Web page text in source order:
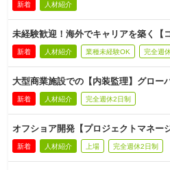
新着 人材紹介
未経験歓迎！海外でキャリアを築く【
新着 人材紹介 業種未経験OK 完全週
大型商業施設での【内装監理】グロー
新着 人材紹介 完全週休2日制
オフショア開発【プロジェクトマネ
新着 人材紹介 上場 完全週休2日制